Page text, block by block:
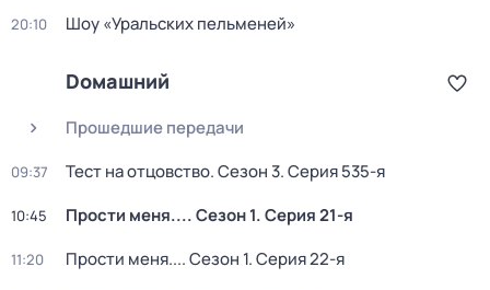
20:10 Шоy «Уральских пeльменей»
Dомашний
Прошедшие передачи
09:37 Тест на отцовство. Сезон 3. Серия 535-я
10:45 Прости меня.... Сезон 1. Серия 21-я
11:20 Прости меня.... Сезон 1. Серия 22-я